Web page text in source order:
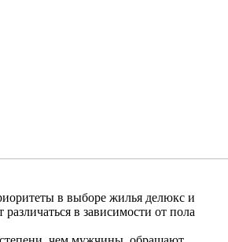
в выборе жилья делюкс и
различаться в зависимости от пола